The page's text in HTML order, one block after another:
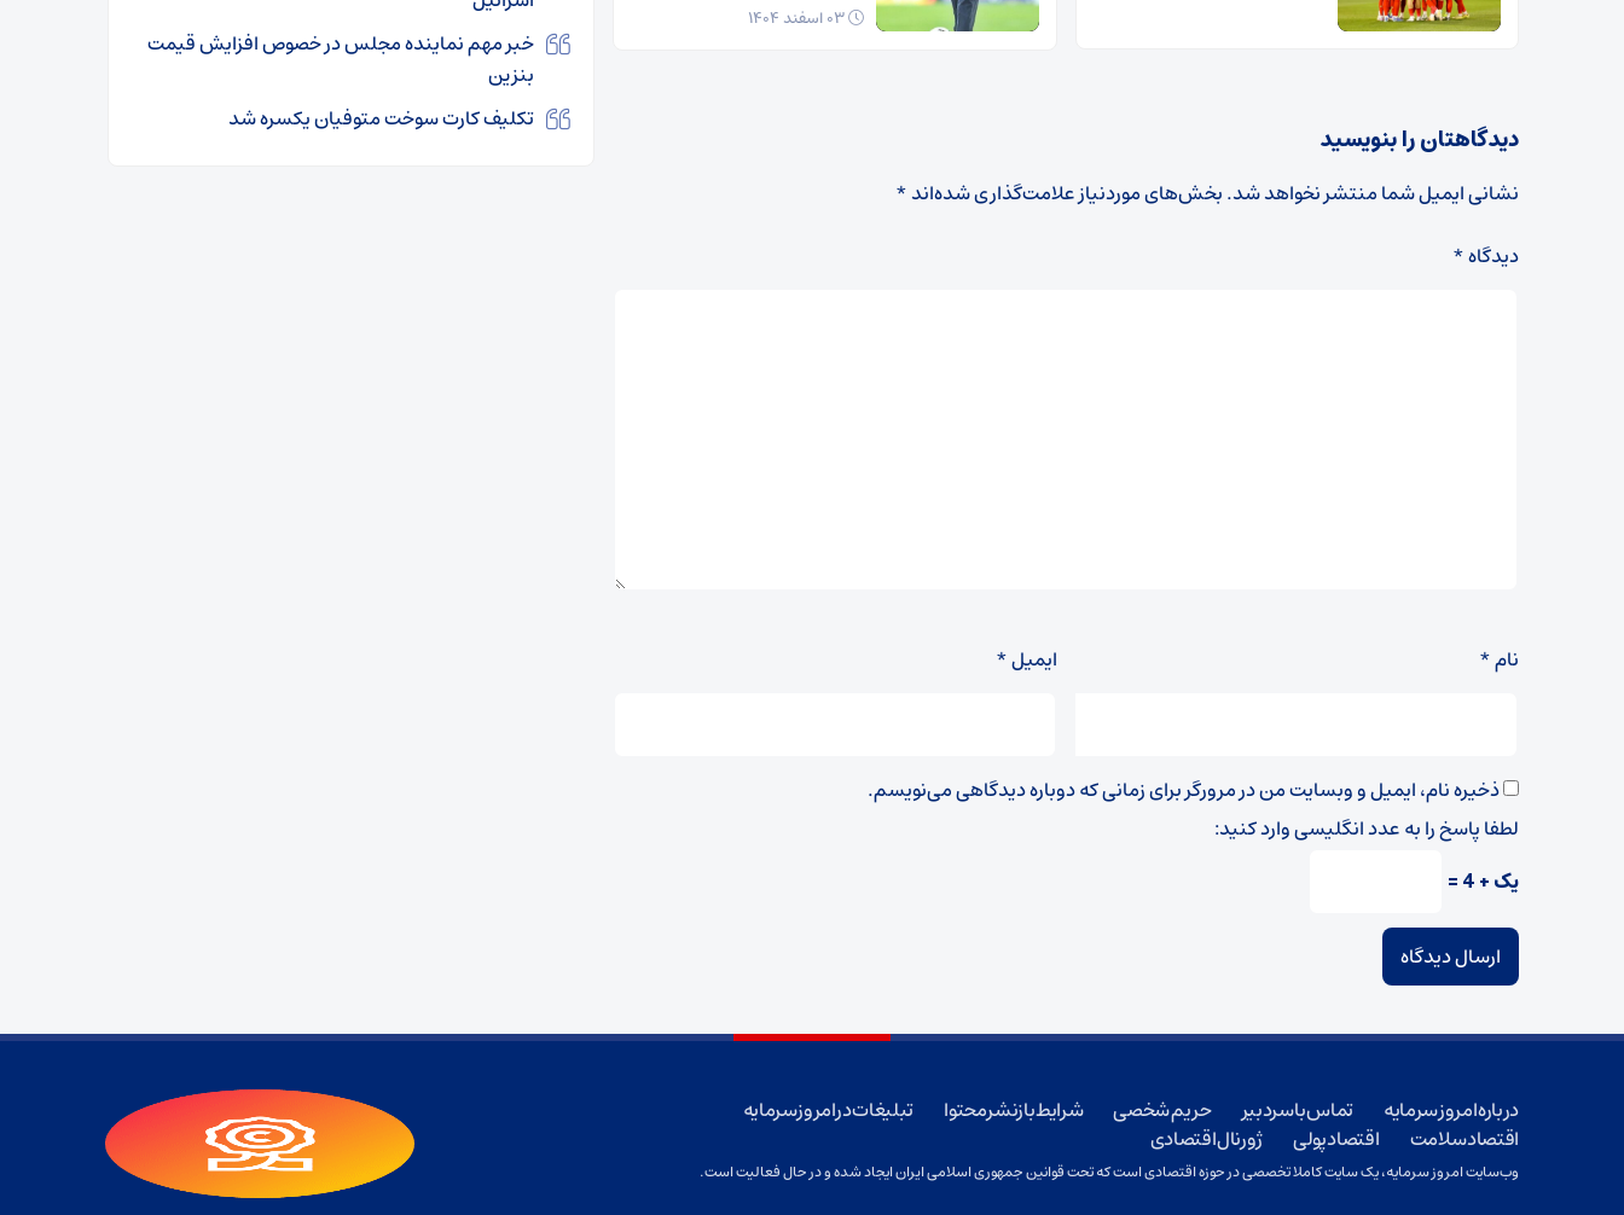
۰۳ اسفند ۱۴۰۴
دیدگاهتان را بنویسید
نشانی ایمیل شما منتشر نخواهد شد.بخش‌های موردنیاز علامت‌گذاری شده‌اند*
دیدگاه*
نام* ایمیل*
ذخیره نام، ایمیل و وبسایت من در مرورگر برای زمانی که دوباره دیدگاهی می‌نویسم.
لطفا پاسخ را به عدد انگلیسی وارد کنید:
یک + 4 =
خبر مهم نماینده مجلس در خصوص افزایش قیمت
بنزین
تکلیف کارت سوخت متوفیان یکسره شد
درباره امروز سرمایه تماس با سردبیر حریم شخصی شرایط بازنشر محتوا
تبلیغات در امروز سرمایه
اقتصاد سلامت
اقتصاد پولی ژورنال اقتصادی
وب‌سایت امروز سرمایه، یک سایت کاملا تخصصی در حوزه اقتصادی است که تحت قوانین جمهوری اسلامی ایران ایجاد شده و در حال فعالیت است.